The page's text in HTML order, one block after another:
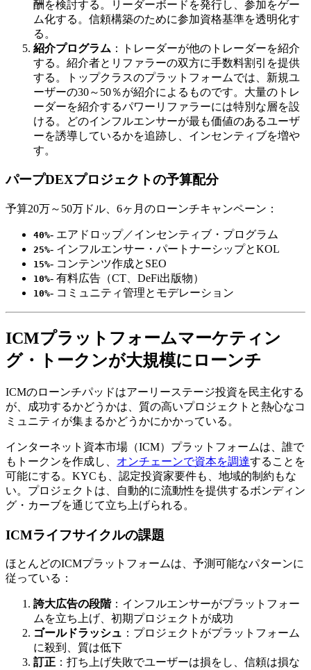
酬を検討する。リーダーボードを発行し、参加をゲー
ム化する。信頼構築のために参加資格基準を透明化す
る。
紹介プログラム ：トレーダーが他のトレーダーを紹介
する。紹介者とリファラーの双方に手数料割引を提供
する。トップクラスのプラットフォームでは、新規ユ
ーザーの30～50％が紹介によるものです。大量のトレ
ーダーを紹介するパワーリファラーには特別な層を設
ける。どのインフルエンサーが最も価値のあるユーザ
ーを誘導しているかを追跡し、インセンティブを増や
す。
パープDEXプロジェクトの予算配分
予算20万～50万ドル、6ヶ月のローンチキャンペーン：
40%- エアドロップ／インセンティブ・プログラム
25%- インフルエンサー・パートナーシップとKOL
15%- コンテンツ作成とSEO
10%- 有料広告（CT、DeFi出版物）
10%- コミュニティ管理とモデレーション
ICMプラットフォームマーケティン
グ・トークンが大規模にローンチ
ICMのローンチパッドはアーリーステージ投資を民主化する
が、成功するかどうかは、質の高いプロジェクトと熱心なコ
ミュニティが集まるかどうかにかかっている。
インターネット資本市場（ICM）プラットフォームは、誰で
もトークンを作成し、 オンチェーンで資本を調達することを
可能にする。KYCも、認定投資家要件も、地域的制約もな
い。プロジェクトは、自動的に流動性を提供するボンディン
グ・カーブを通じて立ち上げられる。
ICMライフサイクルの課題
ほとんどのICMプラットフォームは、予測可能なパターンに
従っている：
誇大広告の段階：インフルエンサーがプラットフォー
ムを立ち上げ、初期プロジェクトが成功
ゴールドラッシュ ：プロジェクトがプラットフォーム
に殺到、質は低下
訂正 ：打ち上げ失敗でユーザーは損をし、信頼は損な